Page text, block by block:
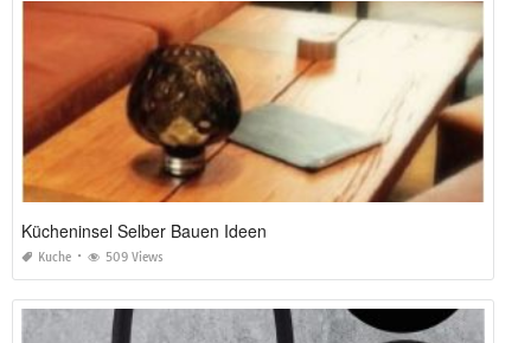
Kücheninsel Selber Bauen Ideen
Kuche 509 Views